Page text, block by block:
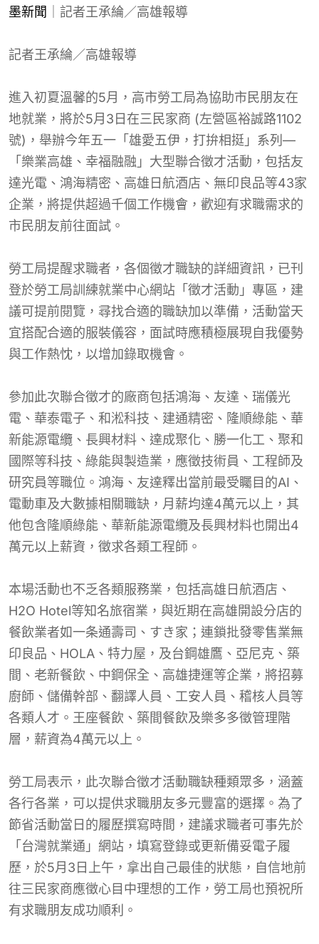
墨新聞 ｜記者王承綸／高雄報導
記者王承綸／高雄報導
進入初夏溫馨的5月，高市勞工局為協助市民朋友在
地就業，將於5月3日在三民家商 (左營區裕誠路1102
號)，舉辦今年五一「雄愛五伊，打拚相挺」系列—
「樂業高雄、幸福融融」大型聯合徵才活動，包括友
達光電、鴻海精密、高雄日航酒店、無印良品等43家
企業，將提供超過千個工作機會，歡迎有求職需求的
市民朋友前往面試。
勞工局提醒求職者，各個徵才職缺的詳細資訊，已刊
登於勞工局訓練就業中心網站「徵才活動」專區，建
議可提前閱覽，尋找合適的職缺加以準備，活動當天
宜搭配合適的服裝儀容，面試時應積極展現自我優勢
與工作熱忱，以增加錄取機會。
參加此次聯合徵才的廠商包括鴻海、友達、瑞儀光
電、華泰電子、和淞科技、建通精密、隆順綠能、華
新能源電纜、長興材料、達成聚化、勝一化工、聚和
國際等科技、綠能與製造業，應徵技術員、工程師及
研究員等職位。鴻海、友達釋出當前最受矚目的AI、
電動車及大數據相關職缺，月薪均達4萬元以上，其
他包含隆順綠能、華新能源電纜及長興材料也開出4
萬元以上薪資，徵求各類工程師。
本場活動也不乏各類服務業，包括高雄日航酒店、
H2O Hotel等知名旅宿業，與近期在高雄開設分店的
餐飲業者如一条通壽司、すき家；連鎖批發零售業無
印良品、HOLA、特力屋，及台鋼雄鷹、亞尼克、築
間、老新餐飲、中鋼保全、高雄捷運等企業，將招募
廚師、儲備幹部、翻譯人員、工安人員、稽核人員等
各類人才。王座餐飲、築間餐飲及樂多多徵管理階
層，薪資為4萬元以上。
勞工局表示，此次聯合徵才活動職缺種類眾多，涵蓋
各行各業，可以提供求職朋友多元豐富的選擇。為了
節省活動當日的履歷撰寫時間，建議求職者可事先於
「台灣就業通」網站，填寫登錄或更新備妥電子履
歷，於5月3日上午，拿出自己最佳的狀態，自信地前
往三民家商應徵心目中理想的工作，勞工局也預祝所
有求職朋友成功順利。